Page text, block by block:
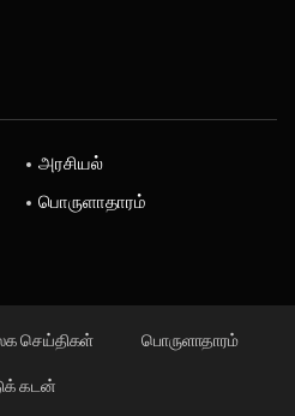
அரசியல்
பொருளாதாரம்
செய்திகள் பொருளாதாரம்
கடன்